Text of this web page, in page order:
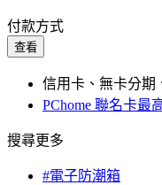
付款方式
查看
信用卡、無卡分期
PChome 聯名卡最
搜尋更多
#電子防潮箱